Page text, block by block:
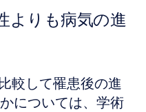
よりも病気の進
較して罹患後の進
については、学術